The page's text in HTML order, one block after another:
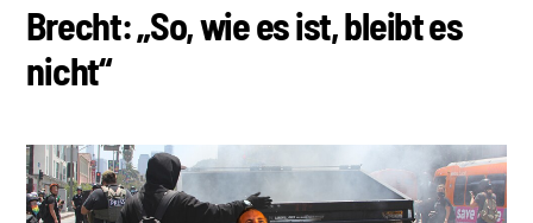
Brecht: „So, wie es ist, bleibt es
nicht“